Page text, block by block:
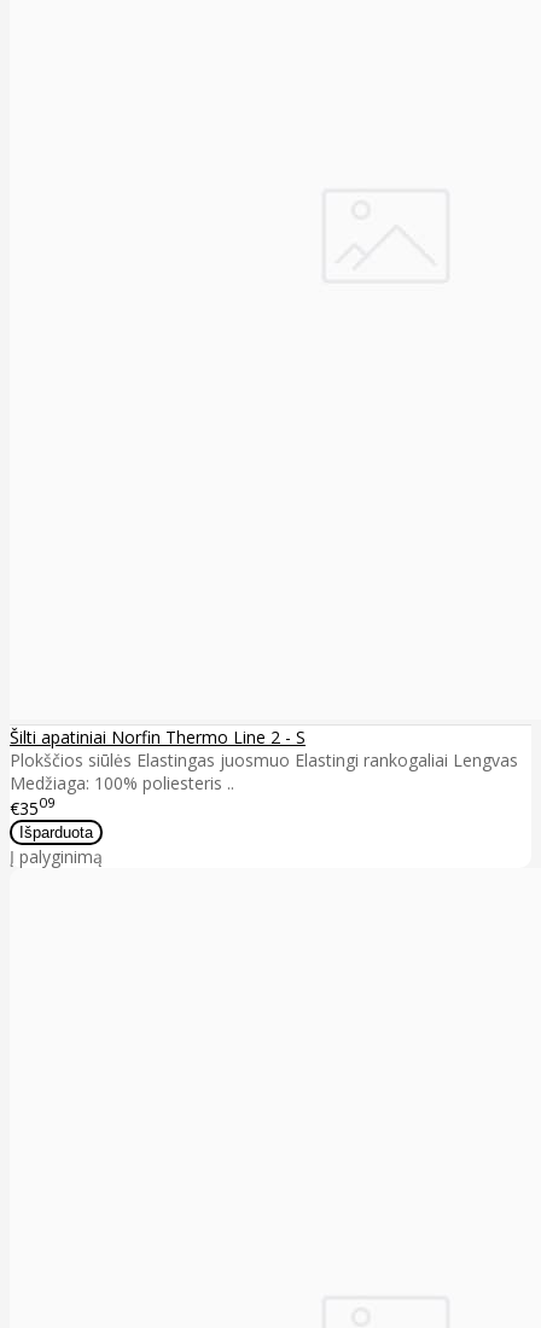
Šilti apatiniai Norfin Thermo Line 2 - S
Plokščios siūlės Elastingas juosmuo Elastingi rankogaliai Lengvas
Medžiaga: 100% poliesteris ..
€3509
Į palyginimą